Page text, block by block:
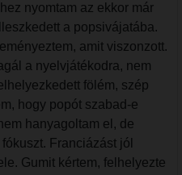
nyomtam az ekkor már
a popsivájatába.
amit viszonzott.
a nyelvjátékodra, nem
fölém, szép
hogy popót szabad-e
hanyagoltam el, de
Franciázást jól
Gumit kértem, felhelyezte